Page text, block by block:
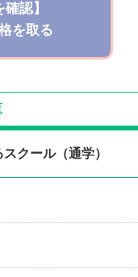
認】
を取る
クール（通学）